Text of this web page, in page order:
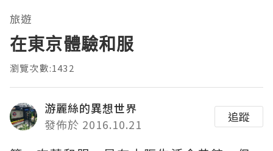
旅遊
在東京體驗和服
瀏覽次數:1432
游麗絲的異想世界
發佈於 2016.10.21
追蹤